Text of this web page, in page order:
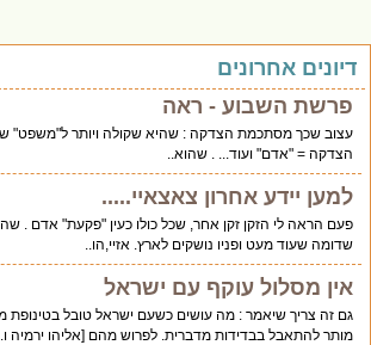
אחרונים
פרשת השבוע - ראה
עצוב שכך מסתכמת הצדקה : שהיא שקולה ויותר ל"משפט"
הצדקה = "אדם" ועוד... . שהוא..
למען יידע אחרון צאצאיי.....
פעם הראה לי הזקן זקן אחר, שכל כולו כעין "פקעת" אדם . שהוא
שדומה שעוד מעט ופניו נושקים לארץ. אזיי,הו..
אין מסלול עוקף עם ישראל
גם זה צריך שיאמר : מה עושים כשעם ישראל טובל בטינופת
מותר להתאבל בבדידות מדברית. לפרוש מהם [אליהו ירמיה ו..